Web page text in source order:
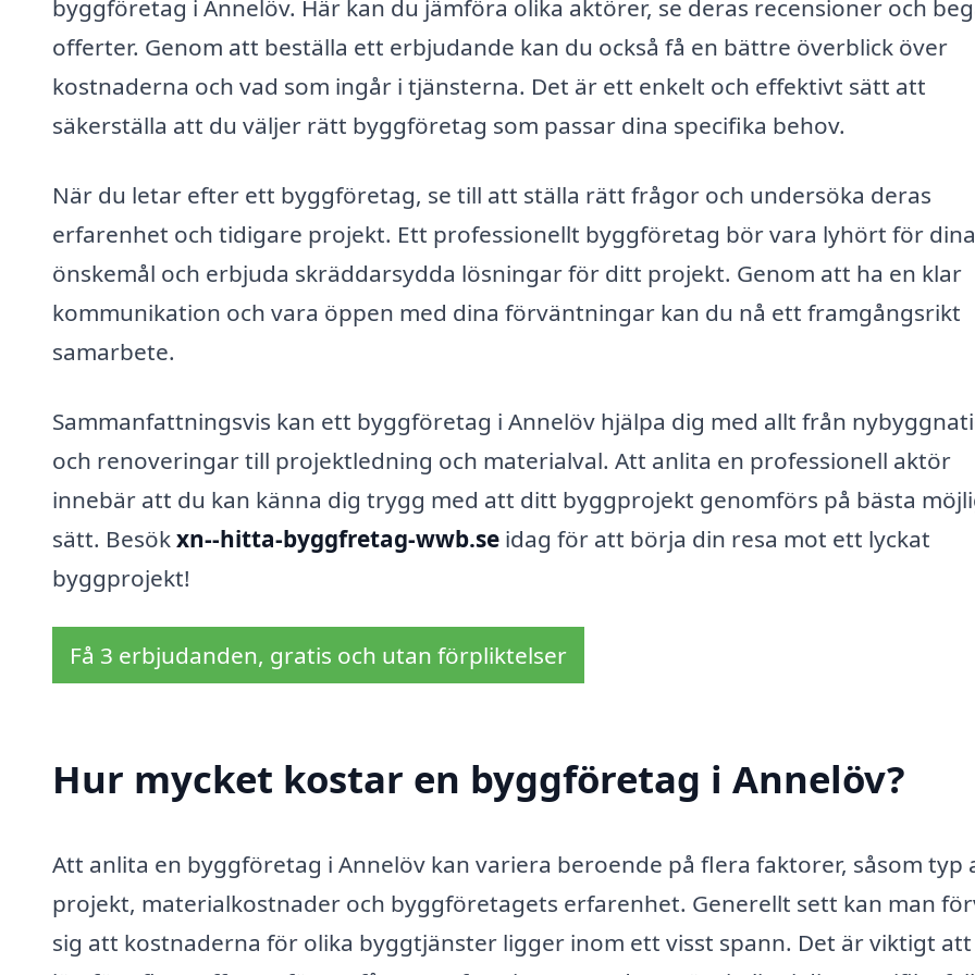
byggföretag i Annelöv. Här kan du jämföra olika aktörer, se deras recensioner och
offerter. Genom att beställa ett erbjudande kan du också få en bättre överblick över
kostnaderna och vad som ingår i tjänsterna. Det är ett enkelt och effektivt sätt att
säkerställa att du väljer rätt byggföretag som passar dina specifika behov.
När du letar efter ett byggföretag, se till att ställa rätt frågor och undersöka deras
erfarenhet och tidigare projekt. Ett professionellt byggföretag bör vara lyhört för dina
önskemål och erbjuda skräddarsydda lösningar för ditt projekt. Genom att ha en klar
kommunikation och vara öppen med dina förväntningar kan du nå ett framgångsrikt
samarbete.
Sammanfattningsvis kan ett byggföretag i Annelöv hjälpa dig med allt från
och renoveringar till projektledning och materialval. Att anlita en professionell aktör
innebär att du kan känna dig trygg med att ditt byggprojekt genomförs på bästa
sätt. Besökxn--hitta-byggfretag-wwb.se idag för att börja din resa mot ett lyckat
byggprojekt!
Få 3 erbjudanden, gratis och utan förpliktelser
Hur mycket kostar en byggföretag i Annelöv?
Att anlita en byggföretag i Annelöv kan variera beroende på flera faktorer, såsom typ
projekt, materialkostnader och byggföretagets erfarenhet. Generellt sett kan man
sig att kostnaderna för olika byggtjänster ligger inom ett visst spann. Det är viktigt att